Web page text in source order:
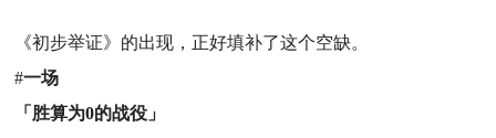
《初步举证》的出现，正好填补了这个空缺。
#一场
「胜算为0的战役」